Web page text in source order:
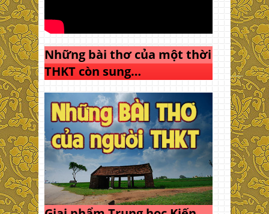
Những bài thơ của một thời
THKT còn sung…